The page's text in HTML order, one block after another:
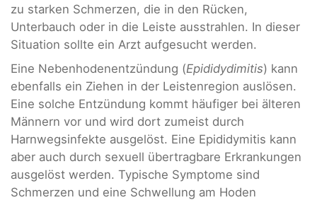
zu starken Schmerzen, die in den Rücken,
Unterbauch oder in die Leiste ausstrahlen. In dieser
Situation sollte ein Arzt aufgesucht werden.
Eine Nebenhodenentzündung (Epididydimitis) kann
ebenfalls ein Ziehen in der Leistenregion auslösen.
Eine solche Entzündung kommt häufiger bei älteren
Männern vor und wird dort zumeist durch
Harnwegsinfekte ausgelöst. Eine Epididymitis kann
aber auch durch sexuell übertragbare Erkrankungen
ausgelöst werden. Typische Symptome sind
Schmerzen und eine Schwellung am Hoden